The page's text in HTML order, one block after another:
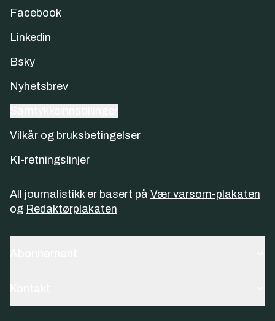
Facebook
Linkedin
Bsky
Nyhetsbrev
Vilkår og bruksbetingelser
KI-retningslinjer
All journalistikk er basert på Vær varsom-plakaten
og Redaktørplakaten